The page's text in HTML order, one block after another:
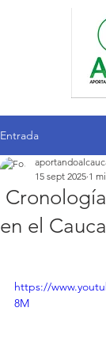
Entrada
en el Cauca
15 sept 2025 1
https://
8M